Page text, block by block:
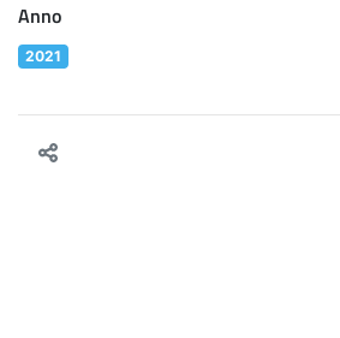
Anno
2021